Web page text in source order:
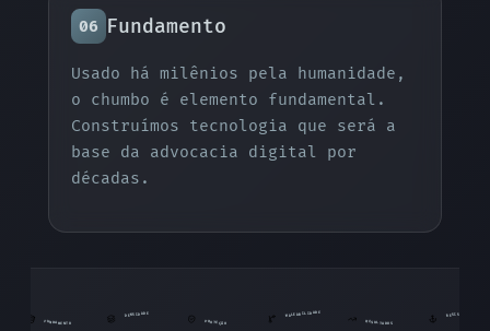
06 Fundamento
Usado há milênios pela humanidade,
o chumbo é elemento fundamental.
Construímos tecnologia que será a
base da advocacia digital por
décadas.
D N SI DA
PRO T EÇ
M AL EA I L I D
RE SU LTA
RE S
FU ND AM EN